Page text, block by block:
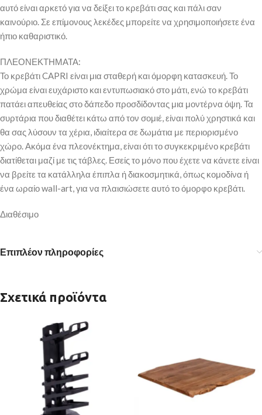
αυτό είναι αρκετό για να δείξει το κρεβάτι σας και πάλι σαν
καινούριο. Σε επίμονους λεκέδες μπορείτε να χρησιμοποιήσετε ένα
ήπιο καθαριστικό.
ΠΛΕΟΝΕΚΤΗΜΑΤΑ:
Το κρεβάτι CAPRI είναι μια σταθερή και όμορφη κατασκευή. Το
χρώμα είναι ευχάριστο και εντυπωσιακό στο μάτι, ενώ το κρεβάτι
πατάει απευθείας στο δάπεδο προσδίδοντας μια μοντέρνα όψη. Τα
συρτάρια που διαθέτει κάτω από τον σομιέ, είναι πολύ χρηστικά και
θα σας λύσουν τα χέρια, ιδιαίτερα σε δωμάτια με περιορισμένο
χώρο. Ακόμα ένα πλεονέκτημα, είναι ότι το συγκεκριμένο κρεβάτι
διατίθεται μαζί με τις τάβλες. Εσείς το μόνο που έχετε να κάνετε είναι
να βρείτε τα κατάλληλα έπιπλα ή διακοσμητικά, όπως κομοδίνα ή
ένα ωραίο wall-art, για να πλαισιώσετε αυτό το όμορφο κρεβάτι.
Διαθέσιμο
Επιπλέον πληροφορίες
Σχετικά προϊόντα